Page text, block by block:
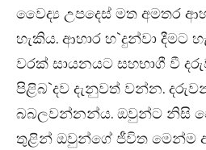
වෛද්‍ය උපදෙස් මත අමතර
හැකිය. ආහාර හ`දුන්වා දීමට
වරක් සායනයට සහභාගී වී
පිළිබ`දව දැනුවත් වන්න.
බබලවන්නන්ය. ඔවුන්ට නිසි
තුළින් ඔවුන්ගේ ජීවිත මෙන්ම